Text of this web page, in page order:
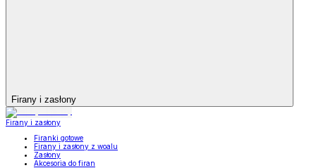
Firany i zasłony
Firany i zasłony
Firanki gotowe
Firany i zasłony z woalu
Zasłony
Akcesoria do firan